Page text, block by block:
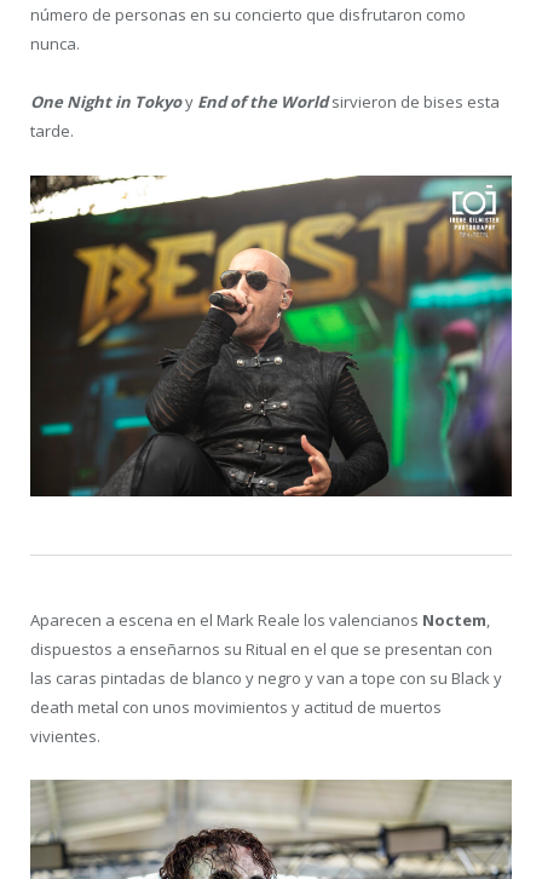
número de personas en su concierto que disfrutaron como
nunca.
One Night in Tokyoy End of the Worldsirvieron de bises esta
tarde.
Aparecen a escena en el Mark Reale los valencianos Noctem,
dispuestos a enseñarnos su Ritual en el que se presentan con
las caras pintadas de blanco y negro y van a tope con su Black y
death metal con unos movimientos y actitud de muertos
vivientes.